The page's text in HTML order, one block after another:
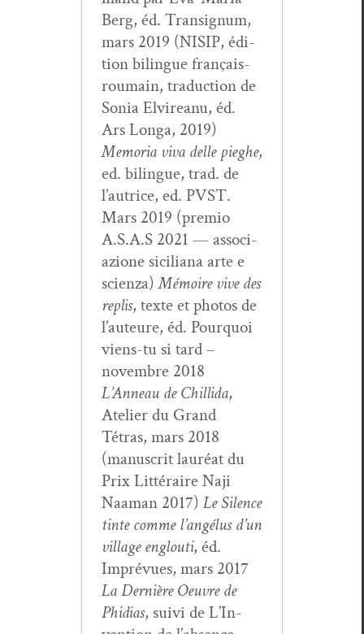
Berg, éd. Tran­signum,
mars 2019 (NISIP, édi­
tion bilingue français-
roumain, tra­duc­tion de
Sonia Elvire­anu, éd.
Ars Lon­ga, 2019)
Memo­ria viva delle pieghe,
ed. bilingue, trad. de
l’autrice, ed. PVST.
Mars 2019 (pre­mio
A.S.A.S 2021 — asso­ci­
azione sicil­iana arte e
scien­za)Mémoire vive des
replis, texte et pho­tos de
l’auteure, éd. Pourquoi
viens-tu si tard –
novem­bre 2018
L’Anneau de Chill­i­da,
Ate­lier du Grand
Tétras, mars 2018
(man­u­scrit lau­réat du
Prix Lit­téraire Naji
Naa­man 2017) Le Silence
tinte comme l’angélus d’un
vil­lage englouti, éd.
Imprévues, mars 2017
La Dernière Oeu­vre de
Phidias, suivi de L’In­